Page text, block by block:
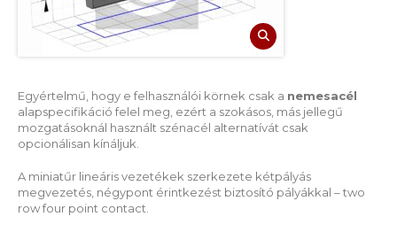
Egyértelmű, hogy e felhasználói körnek csak a nemesacél
alapspecifikáció felel meg, ezért a szokásos, más jellegű
mozgatásoknál használt szénacél alternatívát csak
opcionálisan kínáljuk.
A miniatűr lineáris vezetékek szerkezete kétpályás
megvezetés, négypont érintkezést biztosító pályákkal – two
row four point contact.